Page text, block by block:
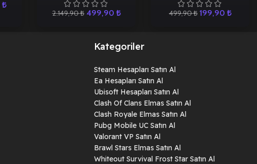
₺
Koleksiyonu | PS5
2.149,90₺ 499,90 ₺ 499,90₺ 199,90 ₺
Kategoriler
Steam Hesapları Satın Al
Ea Hesapları Satın Al
Ubisoft Hesapları Satın Al
Clash Of Clans Elmas Satın Al
Clash Royale Elmas Satın Al
Pubg Mobile UC Satın Al
Valorant VP Satın Al
Brawl Stars Elmas Satın Al
Whiteout Survival Frost Star Satın Al